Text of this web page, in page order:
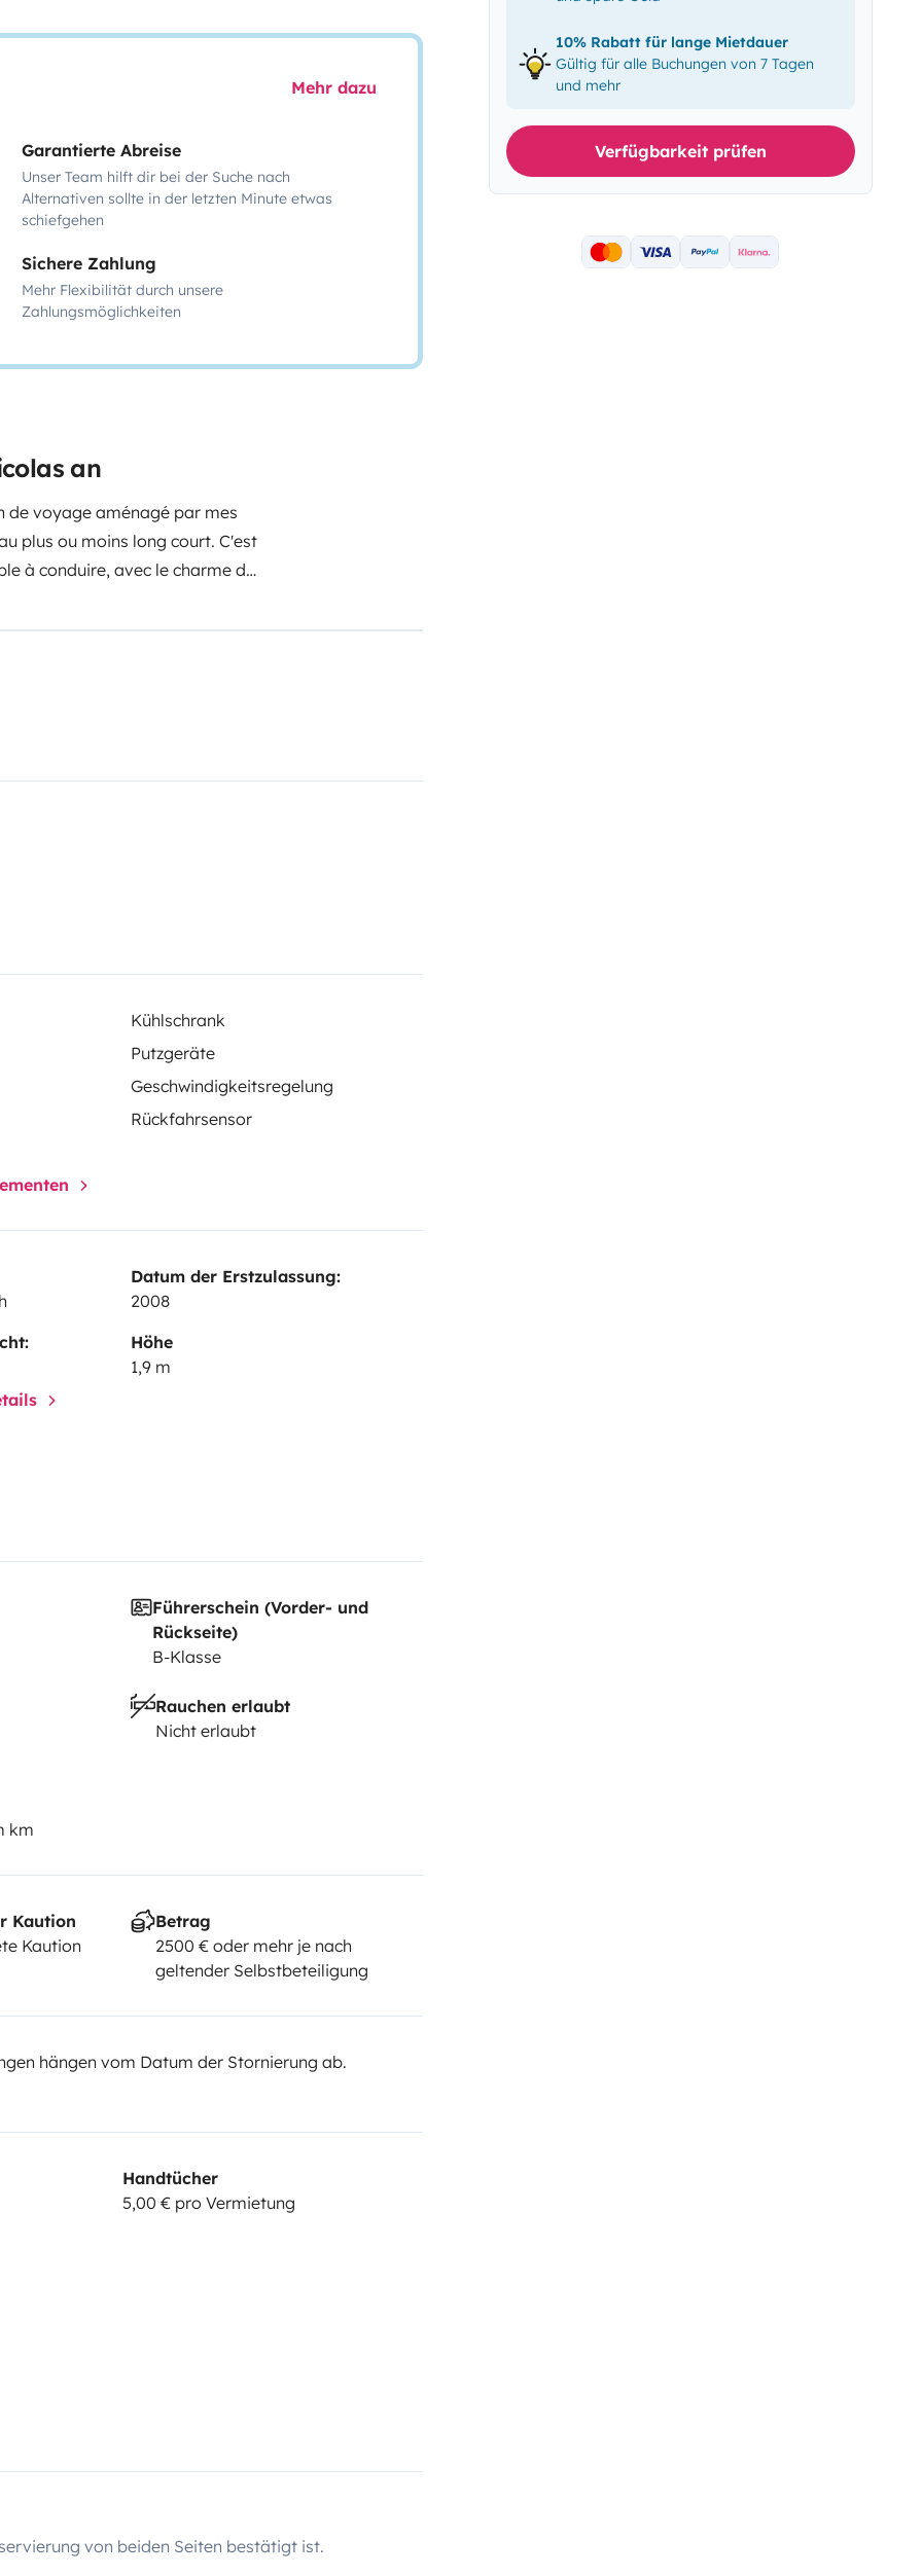
Mehr dazu
Garantierte Abreise
Unser Team hilft dir bei der Suche nach
Alternativen sollte in der letzten Minute etwas
schiefgehen
Sichere Zahlung
Mehr Flexibilität durch unsere
Zahlungsmöglichkeiten
an
de voyage aménagé par mes
plus ou moins long court. C'est
à conduire, avec le charme du
a tout ce qu’il faut :2
Un très grand lit 160x190Une
de cinéma into the wild
à son bord !
Kühlschrank
Putzgeräte
Geschwindigkeitsregelung
Rückfahrsensor
Datum der Erstzulassung:
2008
Höhe
1,9 m
Führerschein (Vorder- und
Rückseite)
B-Klasse
Rauchen erlaubt
Nicht erlaubt
km
Kaution
Kaution
Betrag
2500 € oder mehr je nach
geltender Selbstbeteiligung
hängen vom Datum der Stornierung ab.
Handtücher
5,00 € pro Vermietung
von beiden Seiten bestätigt ist.
10% Rabatt für lange Mietdauer
Gültig für alle Buchungen von 7 Tagen
und mehr
Verfügbarkeit prüfen